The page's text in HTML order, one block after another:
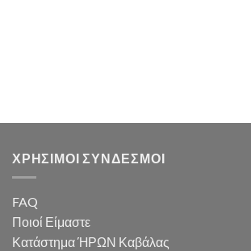
ΧΡΗΣΙΜΟΙ ΣΥΝΔΕΣΜΟΙ
FAQ
Ποιοί Είμαστε
Κατάστημα ΉΡΩΝ Καβάλας